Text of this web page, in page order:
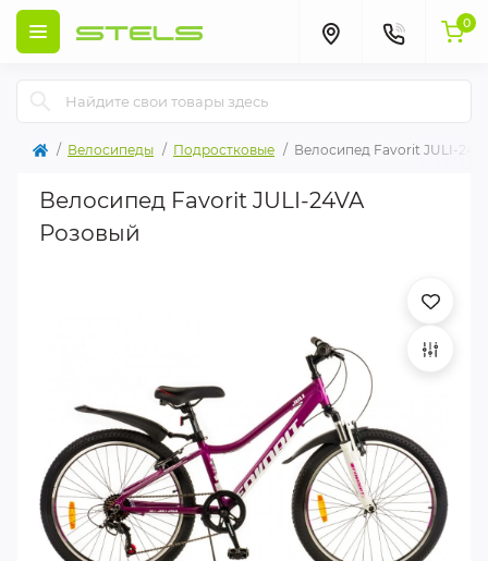
0
Велосипеды Подростковые Велосипед Favorit JULI-
Велосипед Favorit JULI-24VA
Розовый